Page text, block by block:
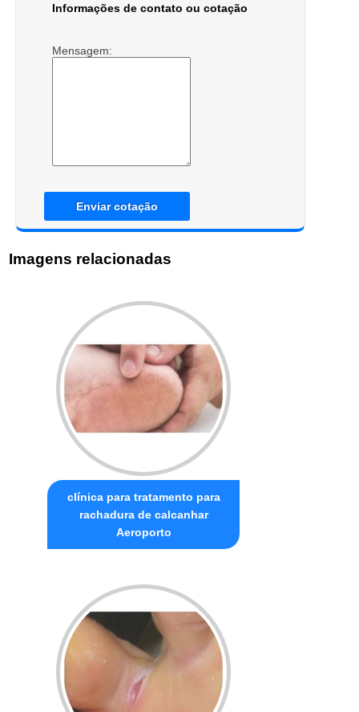
Informações de contato ou cotação
Mensagem:
Enviar cotação
Imagens relacionadas
clínica para tratamento para
rachadura de calcanhar
Aeroporto